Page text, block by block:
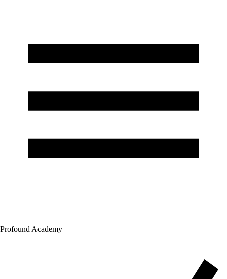
Profound Academy